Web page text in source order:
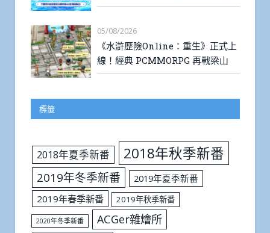
05/08/2026
《水滸歷險Online：重生》正式上
線！經典 PCMMORPG 再戰梁山
標籤
2018年夏季新番 2018年秋季新番
2019年冬季新番
2019年夏季新番
2019年春季新番
2019年秋季新番
2020年冬季新番 ACGer雜燴所